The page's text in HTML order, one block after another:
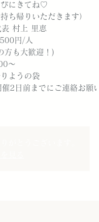
びにきてね♡
ち帰りいただきます）
表 村上 里恵
円/人
方も大歓迎！)
～
ようの袋
2日前までにご連絡お願